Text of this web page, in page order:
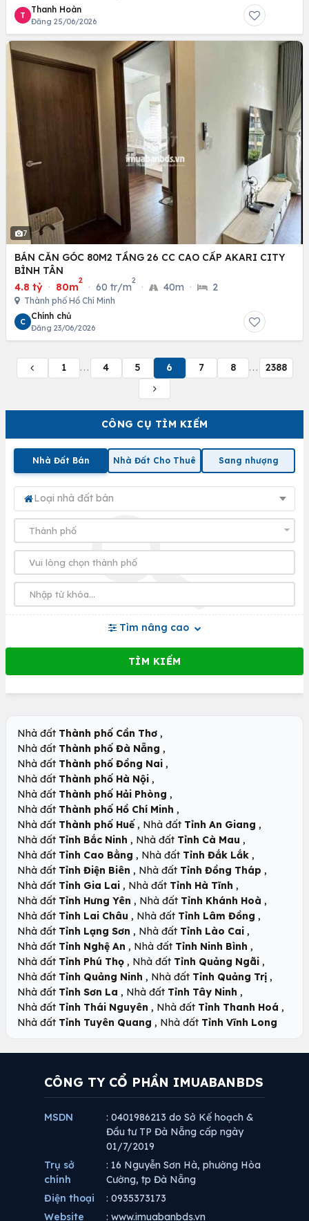
CÔNG CỤ TÌM KIẾM
Nhà Đất Bán Nhà Đất Cho Thuê Sang nhượng
Loại nhà đất bán
Tìm nâng cao
T
Thanh Hoàn
Đăng 25/06/2026
7
BÁN CĂN GÓC 80M2 TẦNG 26 CC CAO CẤP AKARI CITY
BÌNH TÂN
4.8 tỷ · 80m
2
· 60 tr/m
2
· 40m · 2
Thành phố Hồ Chí Minh
C
Chính chủ
Đăng 23/06/2026
1 ... 4 5 6 7 8 ... 2388
Nhà đất Thành phố Cần Thơ ,
Nhà đất Thành phố Đà Nẵng ,
Nhà đất Thành phố Đồng Nai ,
Nhà đất Thành phố Hà Nội ,
Nhà đất Thành phố Hải Phòng ,
Nhà đất Thành phố Hồ Chí Minh ,
Nhà đất Thành phố Huế , Nhà đất Tỉnh An Giang ,
Nhà đất Tỉnh Bắc Ninh , Nhà đất Tỉnh Cà Mau ,
Nhà đất Tỉnh Cao Bằng , Nhà đất Tỉnh Đắk Lắk ,
Nhà đất Tỉnh Điện Biên , Nhà đất Tỉnh Đồng Tháp ,
Nhà đất Tỉnh Gia Lai , Nhà đất Tỉnh Hà Tĩnh ,
Nhà đất Tỉnh Hưng Yên , Nhà đất Tỉnh Khánh Hoà ,
Nhà đất Tỉnh Lai Châu , Nhà đất Tỉnh Lâm Đồng ,
Nhà đất Tỉnh Lạng Sơn , Nhà đất Tỉnh Lào Cai ,
Nhà đất Tỉnh Nghệ An , Nhà đất Tỉnh Ninh Bình ,
Nhà đất Tỉnh Phú Thọ , Nhà đất Tỉnh Quảng Ngãi ,
Nhà đất Tỉnh Quảng Ninh , Nhà đất Tỉnh Quảng Trị ,
Nhà đất Tỉnh Sơn La , Nhà đất Tỉnh Tây Ninh ,
Nhà đất Tỉnh Thái Nguyên , Nhà đất Tỉnh Thanh Hoá ,
Nhà đất Tỉnh Tuyên Quang , Nhà đất Tỉnh Vĩnh Long
CÔNG TY CỔ PHẦN IMUABANBDS
MSDN
: 0401986213 do Sở Kế hoạch &
Đầu tư TP Đà Nẵng cấp ngày
01/7/2019
Trụ sở
chính
: 16 Nguyễn Sơn Hà, phường Hòa
Cường, tp Đà Nẵng
Điện thoại
: 0935373173
Website
: www.imuabanbds.vn